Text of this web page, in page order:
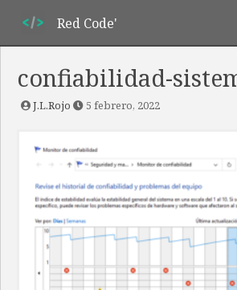
Red Code'
confiabilidad-
J.L.Rojo 5 febrero, 2022